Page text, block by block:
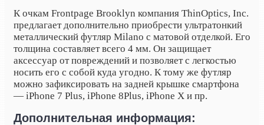
К очкам Frontpage Brooklyn компания ThinOptics, Inc.
предлагает дополнительно приобрести ультратонкий
металлический футляр Milano с матовой отделкой. Его
толщина составляет всего 4 мм. Он защищает
аксессуар от повреждений и позволяет с легкостью
носить его с собой куда угодно. К тому же футляр
можно зафиксировать на задней крышке смартфона
— iPhone 7 Plus, iPhone 8Plus, iPhone X и пр.
Дополнительная информация: